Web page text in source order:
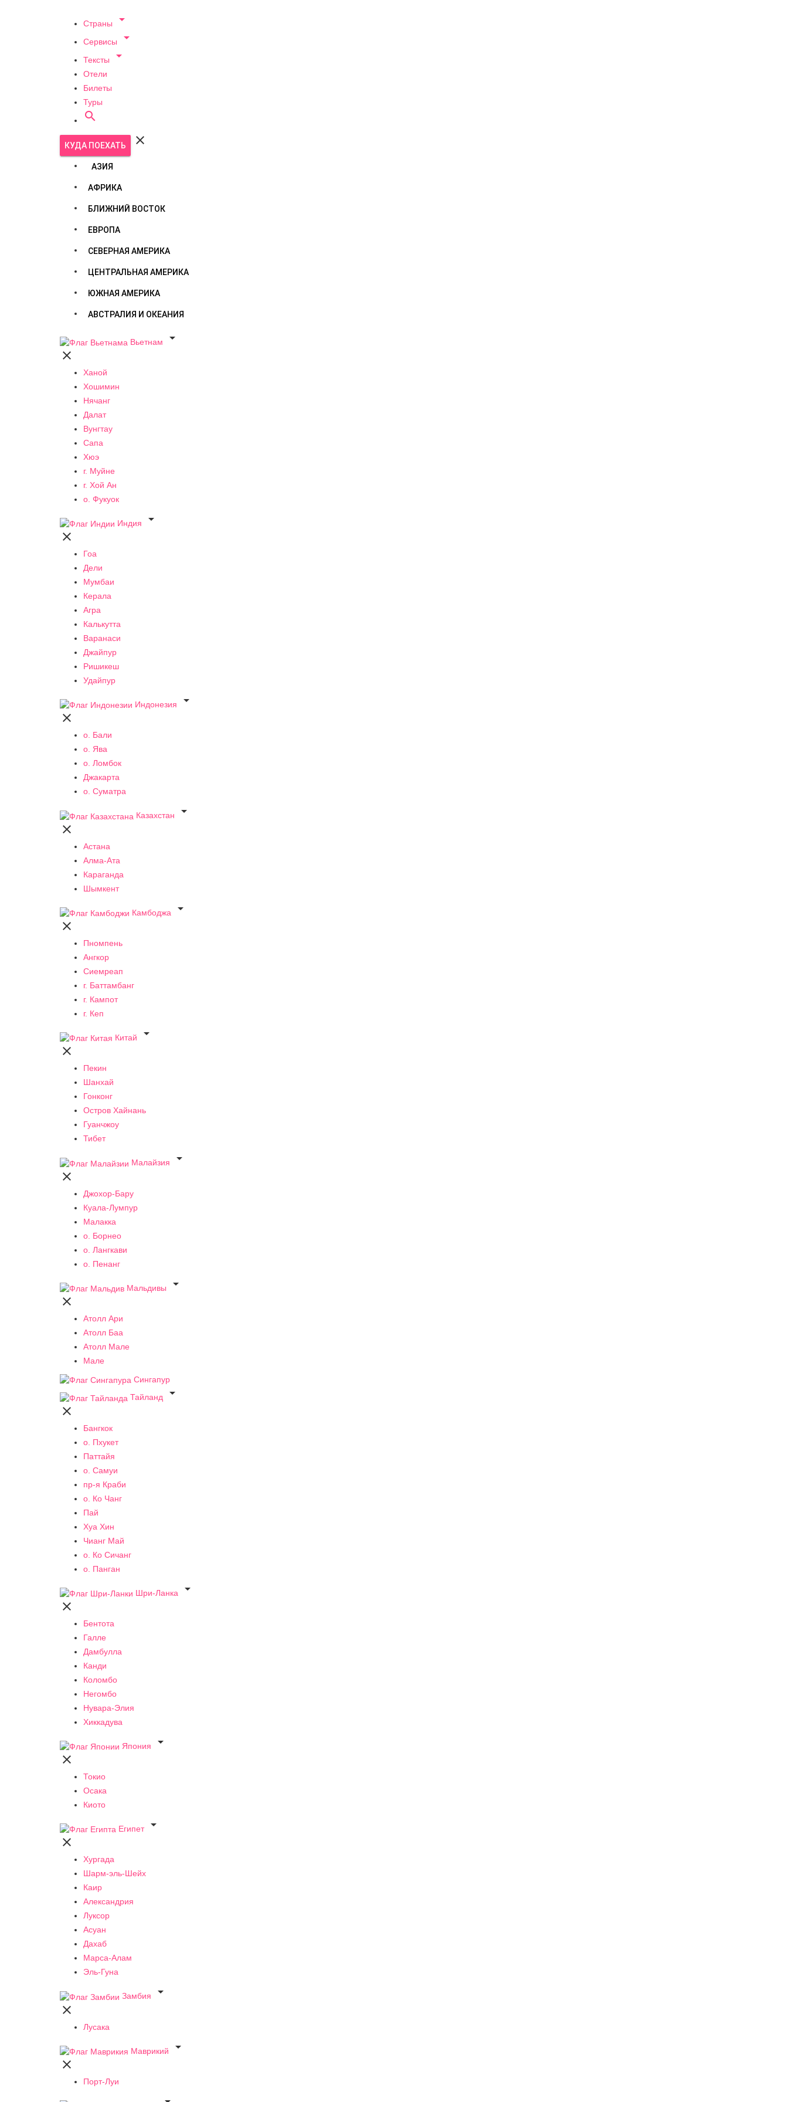
Страны 
Сервисы 
Тексты 
Отели
Билеты
Туры

КУДА ПОЕХАТЬ 
АЗИЯ
АФРИКА
БЛИЖНИЙ ВОСТОК
ЕВРОПА
СЕВЕРНАЯ АМЕРИКА
ЦЕНТРАЛЬНАЯ АМЕРИКА
ЮЖНАЯ АМЕРИКА
АВСТРАЛИЯ И ОКЕАНИЯ
Вьетнам


Ханой
Хошимин
Нячанг
Далат
Вунгтау
Сапа
Хюэ
г. Муйне
г. Хой Ан
о. Фукуок
Индия


Гоа
Дели
Мумбаи
Керала
Агра
Калькутта
Варанаси
Джайпур
Ришикеш
Удайпур
Индонезия


о. Бали
о. Ява
о. Ломбок
Джакарта
о. Суматра
Казахстан


Астана
Алма-Ата
Караганда
Шымкент
Камбоджа


Пномпень
Ангкор
Сиемреап
г. Баттамбанг
г. Кампот
г. Кеп
Китай


Пекин
Шанхай
Гонконг
Остров Хайнань
Гуанчжоу
Тибет
Малайзия


Джохор-Бару
Куала-Лумпур
Малакка
о. Борнео
о. Лангкави
о. Пенанг
Мальдивы


Атолл Ари
Атолл Баа
Атолл Мале
Мале
Сингапур
Тайланд


Бангкок
о. Пхукет
Паттайя
о. Самуи
пр-я Краби
о. Ко Чанг
Пай
Хуа Хин
Чианг Май
о. Ко Сичанг
о. Панган
Шри-Ланка


Бентота
Галле
Дамбулла
Канди
Коломбо
Негомбо
Нувара-Элия
Хиккадува
Япония


Токио
Осака
Киото
Египет


Хургада
Шарм-эль-Шейх
Каир
Александрия
Луксор
Асуан
Дахаб
Марса-Алам
Эль-Гуна
Замбия


Лусака
Маврикий


Порт-Луи